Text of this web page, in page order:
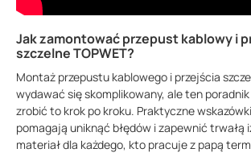
Jak zamontować przepust kablowy i
szczelne TOPWET?
Montaż przepustu kablowego i przejścia
wydawać się skomplikowany, ale ten
zrobić to krok po kroku. Praktyczne
pomagają uniknąć błędów i zapewnić trwałą
materiał dla każdego, kto pracuje z papą